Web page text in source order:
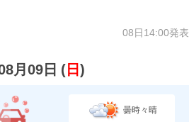
08日14:00発表
月09日 ( 日 )
曇時々晴